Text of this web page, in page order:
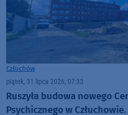
Człuchów
piątek, 31 lipca 2026, 07:33
Ruszyła budowa nowego
Psychicznego w